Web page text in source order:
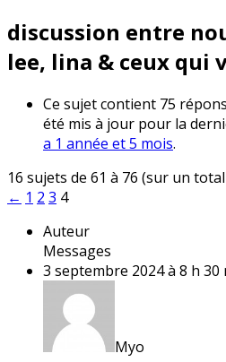
discussion entre
lee, lina & ceux qui
Ce sujet contient 75
été mis à jour pour la
a 1 année et 5 mois.
16 sujets de 61 à 76 (sur un
← 1 2 3 4
Auteur
Messages
3 septembre 2024 à 8 h 30
Myo